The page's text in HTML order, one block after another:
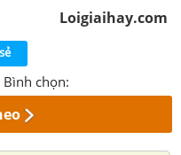
Loigiaihay.com
Bình chọn: